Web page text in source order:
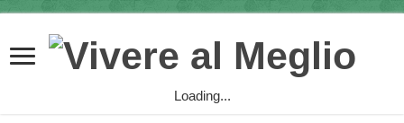
Loading...